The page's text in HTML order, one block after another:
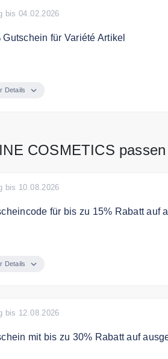
bis 04.02.2026
Gutschein für Variété Artikel
Details
COSMETICS passen
bis 10.08.2026
für bis zu 15% Rabatt auf
Details
bis 12.08.2026
mit bis zu 30% Rabatt auf